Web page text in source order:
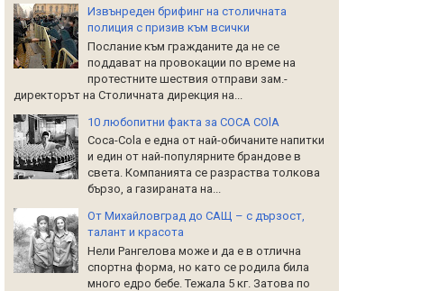
Извънреден брифинг на столичната
полиция с призив към всички
Послание към гражданите да не се
поддават на провокации по време на
протестните шествия отправи зам.-
директорът на Столичната дирекция на...
10 любопитни факта за COCA COlA
Coca-Cola е една от най-обичаните напитки
и един от най-популярните брандове в
света. Компанията се разраства толкова
бързо, а газираната на...
От Михайловград до САЩ – с дързост,
талант и красота
Нели Рангелова може и да е в отлична
спортна форма, но като се родила била
много едро бебе. Тежала 5 кг. Затова по